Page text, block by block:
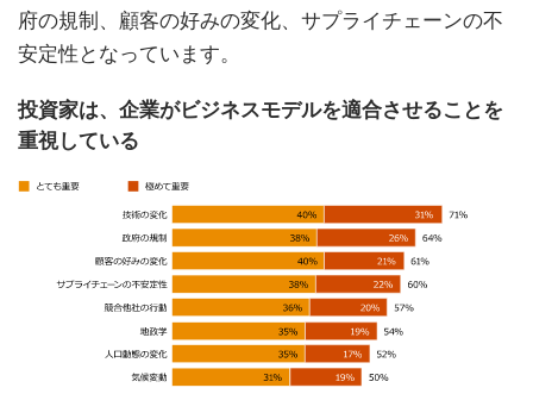
府の規制、顧客の好みの変化、サプライチェーンの不
安定性となっています。
投資家は、企業がビジネスモデルを適合させることを
重視している